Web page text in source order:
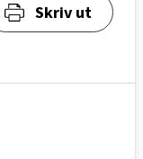
Skriv ut